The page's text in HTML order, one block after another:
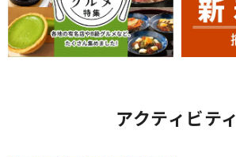
アクティビティ